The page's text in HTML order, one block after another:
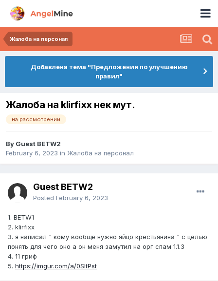
Жалоба на персонал
Добавлена тема "Предложения по улучшению
правил"
Жалоба на klirfixx нек мут.
на рассмотрении
By Guest BETW2
February 6, 2023 in Жалоба на персонал
Guest BETW2
Posted February 6, 2023
1. BETW1
2. klirfixx
3. я написал " кому вообще нужно яйцо крестьянина " с целью
понять для чего оно а он меня замутил на орг спам 1.1.3
4. 11 гриф
5. https://imgur.com/a/0SltPst